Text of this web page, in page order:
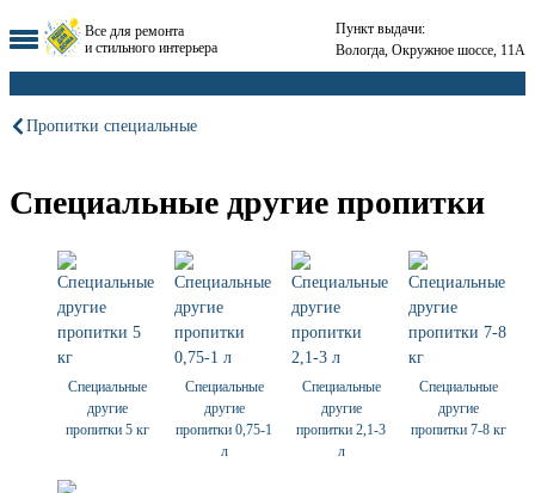
Все для ремонта
и стильного интерьера
Пункт выдачи:
Вологда, Окружное шоссе, 11А
Пропитки специальные
Специальные другие пропитки
Специальные
другие
пропитки 5 кг
Специальные
другие
пропитки 0,75-1
л
Специальные
другие
пропитки 2,1-3
л
Специальные
другие
пропитки 7-8 кг